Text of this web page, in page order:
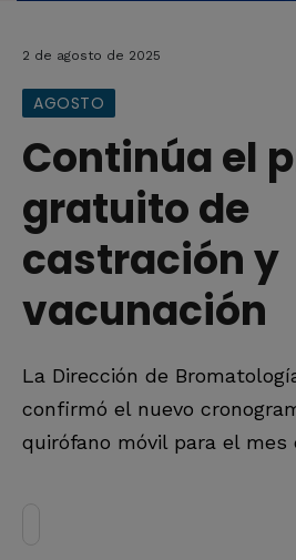
2 de agosto de 2025
AGOSTO
Continúa el
gratuito de
castración y
vacunación
La Dirección de
confirmó el nuevo
quirófano móvil para el mes